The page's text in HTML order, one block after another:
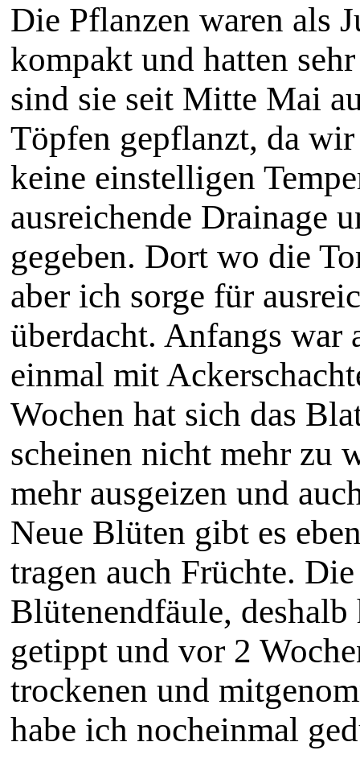
Die Pflanzen waren als
kompakt und hatten
sind sie seit Mitte Mai
Töpfen gepflanzt, da
keine einstelligen
ausreichende Drainage
gegeben. Dort wo die
aber ich sorge für
überdacht. Anfangs war
einmal mit
Wochen hat sich das
scheinen nicht mehr zu
mehr ausgeizen und
Neue Blüten gibt es
tragen auch Früchte.
Blütenendfäule,
getippt und vor 2
trockenen und
habe ich nocheinmal